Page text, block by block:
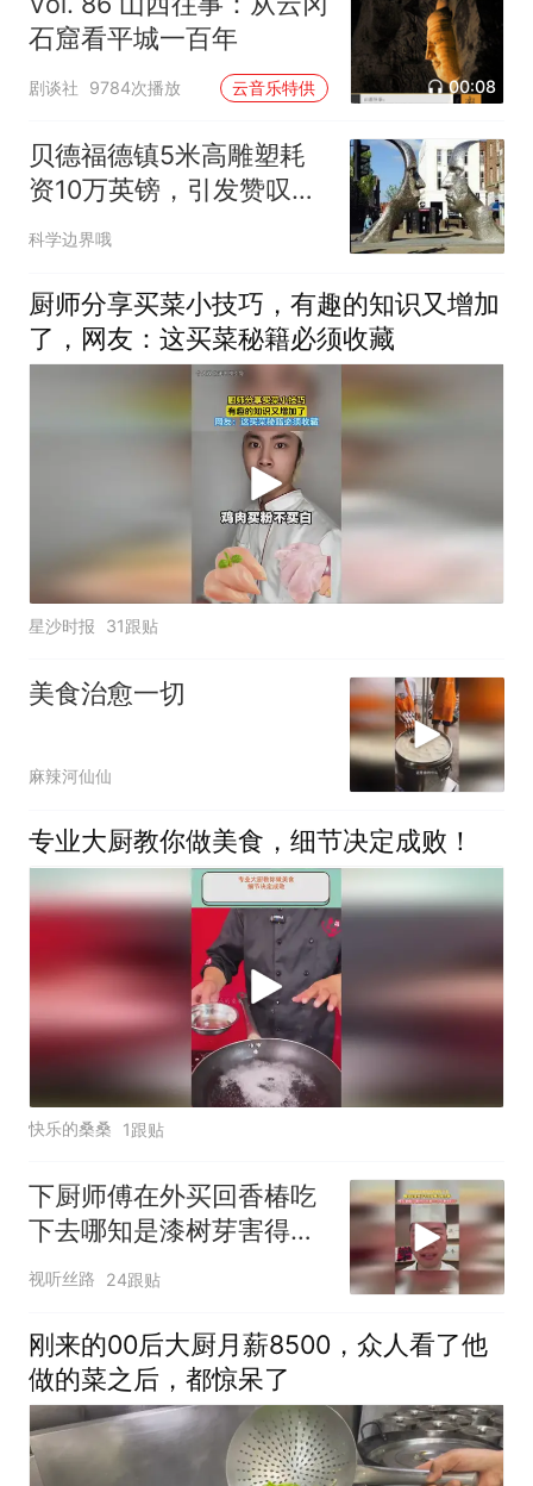
石窟看平城一百年
剧谈社 9784次播放 云音乐特供 00:08
贝德福德镇5米高雕塑耗
资10万英镑，引发赞叹与
争议
科学边界哦
厨师分享买菜小技巧，有趣的知识又增加
了，网友：这买菜秘籍必须收藏
星沙时报 31跟贴
美食治愈一切
麻辣河仙仙
专业大厨教你做美食，细节决定成败！
快乐的桑桑 1跟贴
下厨师傅在外买回香椿吃
下去哪知是漆树芽害得脸
颊过敏浮肿网友俩厨子都
没认出来 二十年餐饮白干
视听丝路 24跟贴
刚来的00后大厨月薪8500，众人看了他
做的菜之后，都惊呆了